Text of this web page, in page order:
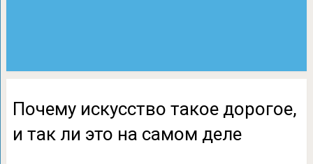
Почему искусство такое дорогое,
и так ли это на самом деле